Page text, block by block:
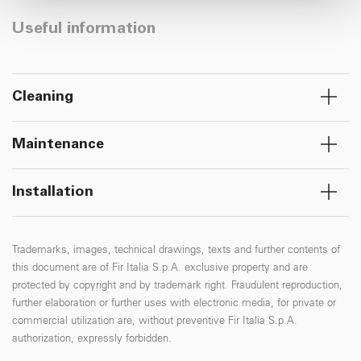
raccolto dal suo utilizzo dei loro servizi.
Useful information
Cleaning
Maintenance
Installation
Trademarks, images, technical drawings, texts and further contents of
this document are of Fir Italia S.p.A. exclusive property and are
protected by copyright and by trademark right. Fraudulent reproduction,
further elaboration or further uses with electronic media, for private or
commercial utilization are, without preventive Fir Italia S.p.A.
authorization, expressly forbidden.